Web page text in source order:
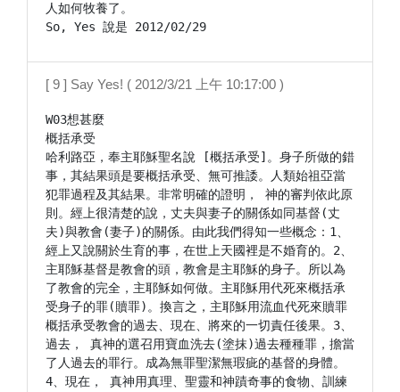
人如何牧養了。
[ 9 ] Say Yes! ( 2012/3/21 上午 10:17:00 )
W03想甚麼
概括承受
哈利路亞，奉主耶穌聖名說 [概括承受]。身子所做的錯
事，其結果頭是要概括承受、無可推諉。人類始祖亞當
犯罪過程及其結果。非常明確的證明， 神的審判依此原
則。經上很清楚的說，丈夫與妻子的關係如同基督(丈
夫)與教會(妻子)的關係。由此我們得知一些概念：1、
經上又說關於生育的事，在世上天國裡是不婚育的。2、
主耶穌基督是教會的頭，教會是主耶穌的身子。所以為
了教會的完全，主耶穌如何做。主耶穌用代死來概括承
受身子的罪(贖罪)。換言之，主耶穌用流血代死來贖罪
概括承受教會的過去、現在、將來的一切責任後果。3、
過去， 真神的選召用寶血洗去(塗抹)過去種種罪，擔當
了人過去的罪行。成為無罪聖潔無瑕疵的基督的身體。
4、現在， 真神用真理、聖靈和神蹟奇事的食物、訓練